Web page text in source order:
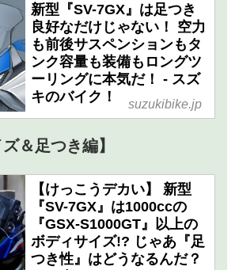
新型『SV-7GX』は足つき
良好なだけじゃない！ 空力
も前後サスペンションもタ
ンク容量も装備もロングツ
ーリングに本気だ！ - スズ
キのバイク！
suzukibike.jp
＆足つき編】
【けっこうデカい】 新型
『SV-7GX』は1000ccの
『GSX-S1000GT』以上の
ボディサイズ!? じゃあ『足
つき性』はどうなるんだ？